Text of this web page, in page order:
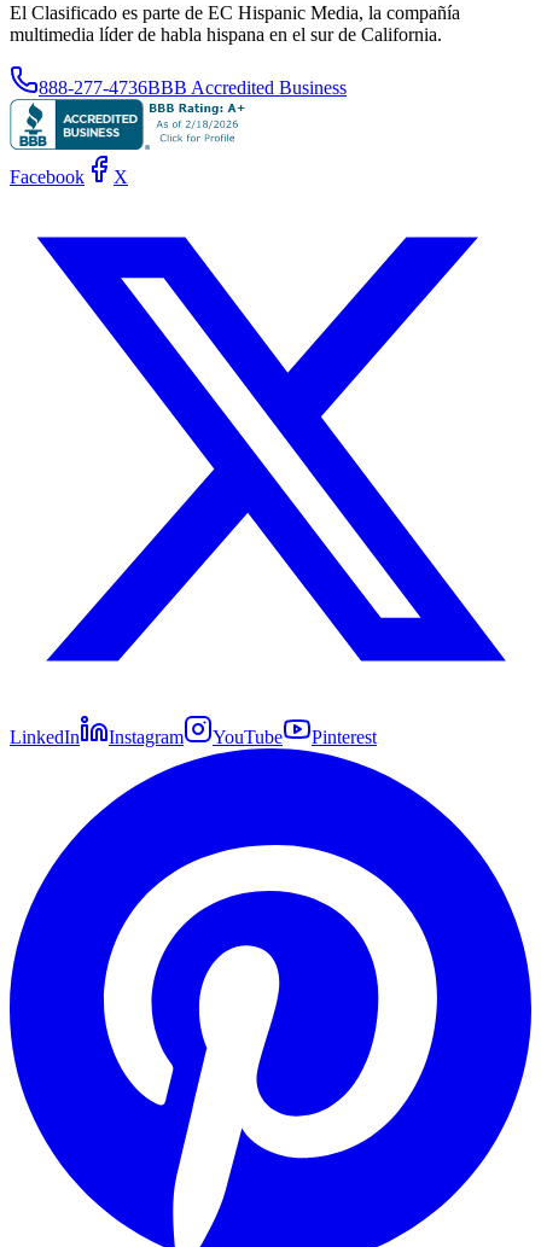
El Clasificado es parte de EC Hispanic Media, la compañía
multimedia líder de habla hispana en el sur de California.
888-277-4736BBB Accredited Business
Facebook X
LinkedIn Instagram YouTube Pinterest